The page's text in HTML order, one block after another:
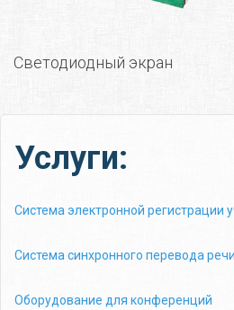
Светодиодный экран
Услуги:
Система электронной регистрации
Система синхронного перевода речи
Оборудование для конференций